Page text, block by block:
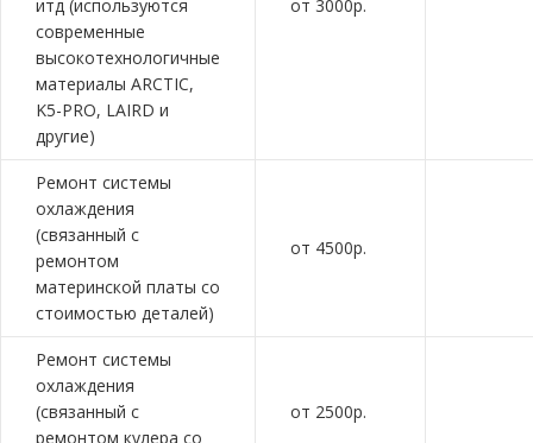
итд (используются
современные
высокотехнологичные
материалы ARCTIC,
K5-PRO, LAIRD и
другие)
от 3000р.
Ремонт системы
охлаждения
(связанный с
ремонтом
материнской платы со
стоимостью деталей)
от 4500р.
Ремонт системы
охлаждения
(связанный с
ремонтом кулера со
от 2500р.